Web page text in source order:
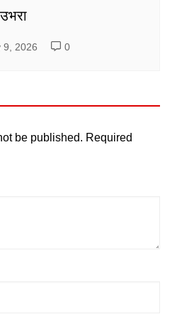
9, 2026 0
be published. Required